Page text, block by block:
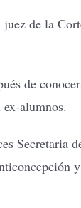
de la
de
alumnos.
Secretaria